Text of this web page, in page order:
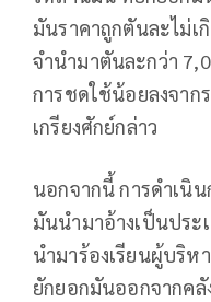
มันราคาถูกตันละไม่
จำนำมาตันละกว่า
การชดใช้น้อยลงจาก
เกรียงศักย์กล่าว
นอกจากนี้ การดำเนิ
มันนำมาอ้างเป็นปร
นำมาร้องเรียนผู้บริห
ยักยอกมันออกจากค